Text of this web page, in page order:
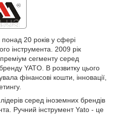
20 років у сфері
інструмента. 2009 рік
преміум сегменту серед
YATO. В розвитку цього
фінансові кошти, інновації,
серед іноземних брендів
Ручний інструмент Yato - це